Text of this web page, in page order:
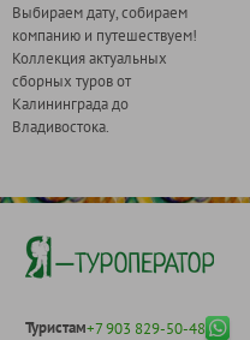
Выбираем дату, собираем
компанию и путешествуем!
Коллекция актуальных
сборных туров от
Калининграда до
Владивостока.
Туристам+7 903 829-50-48